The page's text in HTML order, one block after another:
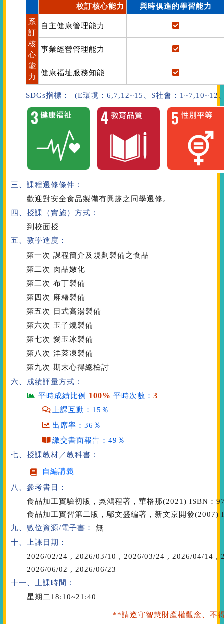
校訂核心能力
與時俱進的學習能力
系
訂
核
心
能
力
自主健康管理能力
事業經營管理能力
健康福址服務知能
SDGs指標： (E環境：6,7,12~15、S社會：
三、課程選修條件：
歡迎對安全食品製備有興趣之同學選修。
四、授課（實施）方式：
到校面授
五、教學進度：
第一次 課程簡介及規劃製備之食品
第二次 肉品嫩化
第三次 布丁製備
第四次 麻糬製備
第五次
日式高湯製備
第六次 玉子燒製備
第七次 愛玉冰製備
第八次 洋菜凍製備
第九次 期末心得總檢討
六、成績評量方式：
平時成績比例 100% 平時次數：3
上課互動：15％
出席率：36％
繳交書面報告：49％
七、授課教材／教科書：
自編講義
八、參考書目：
食品加工實驗初版，吳鴻程著，華格那(2021) ISBN：
食品加工實習第二版，鄔文盛編著，新文京開發(2007)
九、數位資源/電子書：
無
十、上課日期：
2026/02/24 , 2026/03/10 , 2026/03/24 , 2026/04/14 ,
2026/06/02 , 2026/06/23
十一、上課時間：
星期二18:10~21:40
**請遵守智慧財產權觀念、不